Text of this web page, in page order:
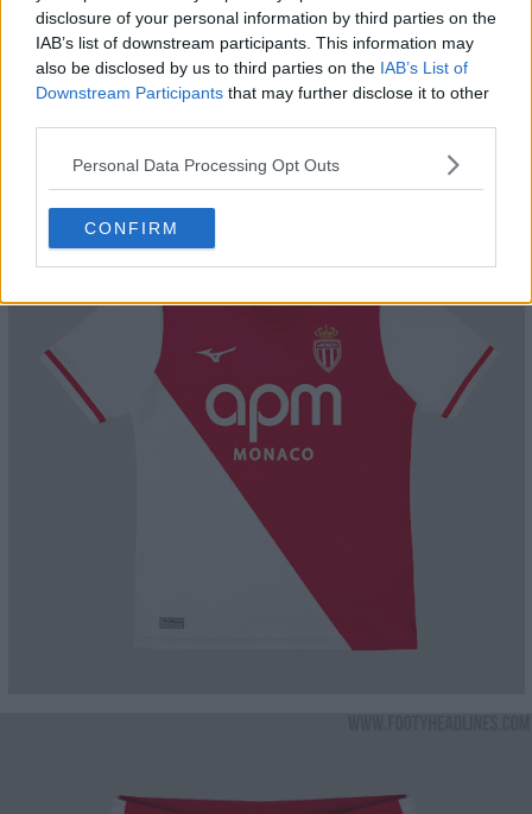
disclosure of your personal information by third parties on the
IAB’s list of downstream participants. This information may
also be disclosed by us to third parties on the IAB’s List of
Downstream Participants that may further disclose it to other
Personal Data Processing Opt Outs
CONFIRM